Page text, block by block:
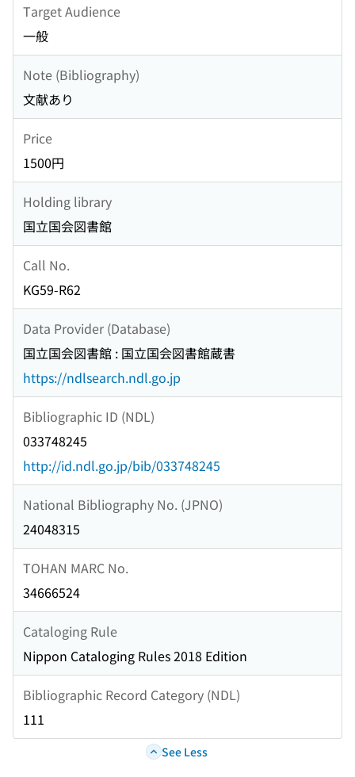
Target Audience
一般
Note (Bibliography)
文献あり
Price
1500円
Holding library
国立国会図書館
Call No.
KG59-R62
Data Provider (Database)
国立国会図書館 : 国立国会図書館蔵書
https://ndlsearch.ndl.go.jp
Bibliographic ID (NDL)
033748245
http://id.ndl.go.jp/bib/033748245
National Bibliography No. (JPNO)
24048315
TOHAN MARC No.
34666524
Cataloging Rule
Nippon Cataloging Rules 2018 Edition
Bibliographic Record Category (NDL)
111
See Less